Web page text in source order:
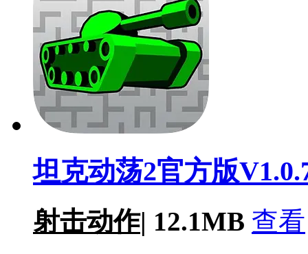
坦克动荡2官方版
射击动作| 12.1MB 查看